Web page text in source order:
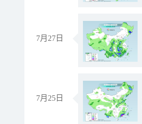
7月27日
7月25日